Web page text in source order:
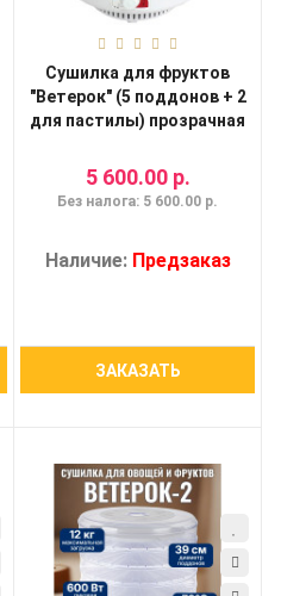
Сушилка для фруктов
"Ветерок" (5 поддонов + 2
для пастилы) прозрачная
5 600.00 р.
Без налога: 5 600.00 р.
Наличие: Предзаказ
ЗАКАЗАТЬ